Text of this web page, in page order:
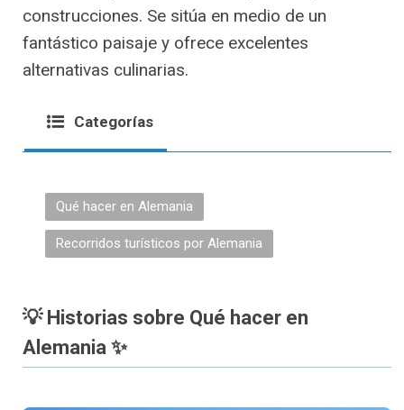
construcciones. Se sitúa en medio de un
fantástico paisaje y ofrece excelentes
alternativas culinarias.
Categorías
Qué hacer en Alemania
Recorridos turísticos por Alemania
💡 Historias sobre Qué hacer en
Alemania ✨